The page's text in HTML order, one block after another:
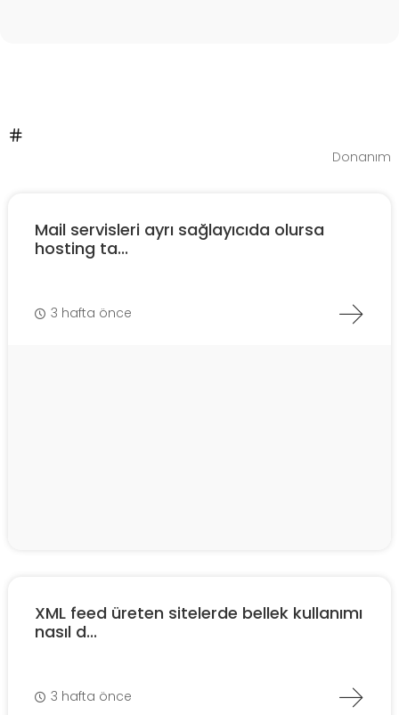
Donanım
Mail servisleri ayrı sağlayıcıda olursa
hosting ta...
3 hafta önce
XML feed üreten sitelerde bellek kullanımı
nasıl d...
3 hafta önce